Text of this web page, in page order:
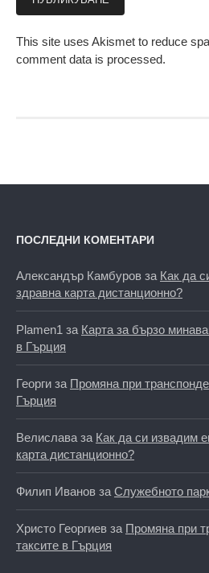
This site uses Akismet to reduce
comment data is processed.
ПОСЛЕДНИ КОМЕНТАРИ
Александър Камбуров за Как да
здравна карта дистанционно?
Plamen1 за Карта за бързо
в Гърция
Георги за Промяна при
Гърция
Велислава за Как да си извадим
карта дистанционно?
Филип Иванов за Служебното
Христо Георгиев за Промяна при
таксите в Гърция